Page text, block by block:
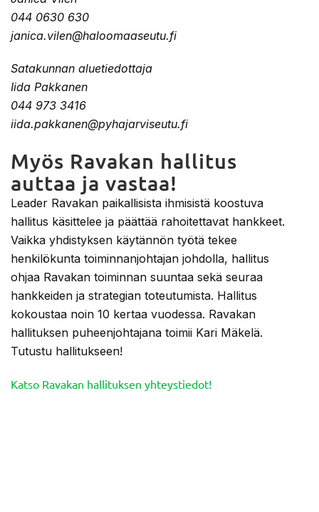
044 0630 630
janica.vilen@haloomaaseutu.fi
Satakunnan aluetiedottaja
Iida Pakkanen
044 973 3416
iida.pakkanen@pyhajarviseutu.fi
Myös Ravakan hallitus
auttaa ja vastaa!
Leader Ravakan paikallisista ihmisistä koostuva
hallitus käsittelee ja päättää rahoitettavat hankkeet.
Vaikka yhdistyksen käytännön työtä tekee
henkilökunta toiminnanjohtajan johdolla, hallitus
ohjaa Ravakan toiminnan suuntaa sekä seuraa
hankkeiden ja strategian toteutumista. Hallitus
kokoustaa noin 10 kertaa vuodessa. Ravakan
hallituksen puheenjohtajana toimii Kari Mäkelä.
Tutustu hallitukseen!
Katso Ravakan hallituksen yhteystiedot!